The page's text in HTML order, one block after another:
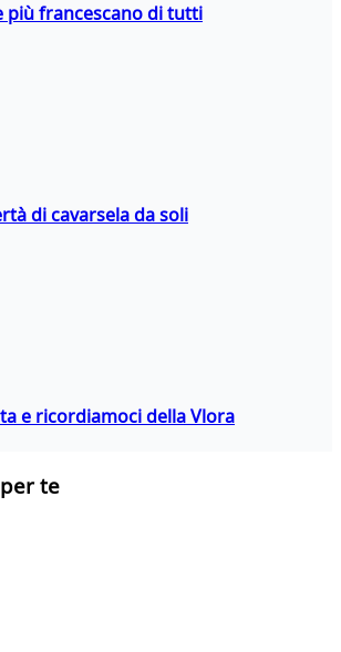
più francescano di tutti
di cavarsela da soli
e ricordiamoci della Vlora
te